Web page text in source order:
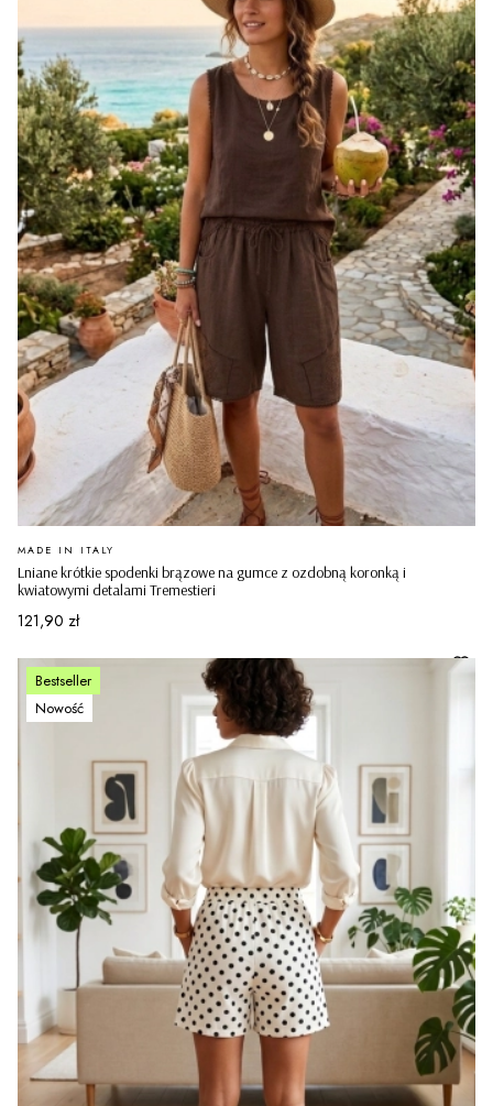
Lniane krótkie spodenki brązowe na gumce z ozdobną koronką i
kwiatowymi detalami Tremestieri
PRODUCENT
MADE IN ITALY
Cena
121,90 zł
Bestseller
Nowość